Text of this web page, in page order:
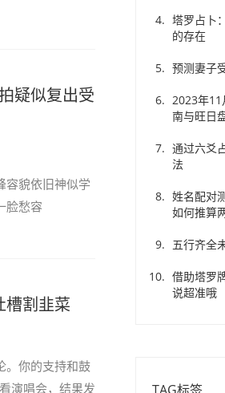
疑似复出受
容貌依旧神似学
脸愁容
槽割韭菜
。你的支持和鼓
演唱会，结果发
塔罗占卜
的存在
预测妻子
2023年11
南与旺日
通过六爻
法
姓名配对
如何推算
五行齐全
借助塔罗
说超准哦